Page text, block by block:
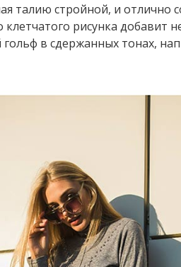
талию стройной, и отлично
рисунка добавит
в сдержанных тонах,